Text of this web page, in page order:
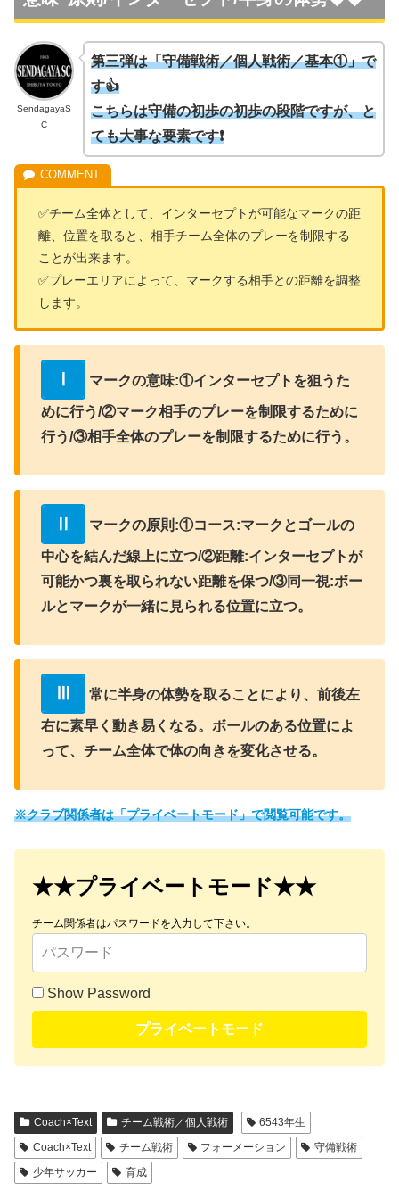
SendagayaS
C
第三弾は「守備戦術／個人戦術／基本①」で
す👍
こちらは守備の初歩の初歩の段階ですが、と
ても大事な要素です❗
✅チーム全体として、インターセプトが可能なマークの距
離、位置を取ると、相手チーム全体のプレーを制限する
ことが出来ます。
✅プレーエリアによって、マークする相手との距離を調整
します。
マークの意味:①インターセプトを狙うた
めに行う/②マーク相手のプレーを制限するために
行う/③相手全体のプレーを制限するために行う。
マークの原則:①コース:マークとゴールの
中心を結んだ線上に立つ/②距離:インターセプトが
可能かつ裏を取られない距離を保つ/③同一視:ボー
ルとマークが一緒に見られる位置に立つ。
常に半身の体勢を取ることにより、前後左
右に素早く動き易くなる。ボールのある位置によ
って、チーム全体で体の向きを変化させる。
※クラブ関係者は「プライベートモード」で閲覧可能です。
★★プライベートモード★★
チーム関係者はパスワードを入力して下さい。
Show Password
プライベートモード
Coach×Text チーム戦術／個人戦術
6543年生
Coach×Text
チーム戦術 フォーメーション
守備戦術
少年サッカー
育成